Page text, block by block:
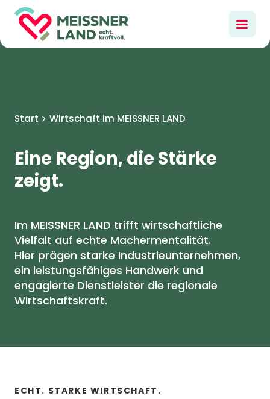
Start Wirtschaft im MEISSNER LAND
Eine Region, die Stärke
zeigt.
Im MEISSNER LAND trifft wirtschaftliche
Vielfalt auf echte Machermentalität.
Hier prägen starke Industrieunternehmen,
ein leistungsfähiges Handwerk und
engagierte Dienstleister die regionale
Wirtschaftskraft.
ECHT. STARKE WIRTSCHAFT.